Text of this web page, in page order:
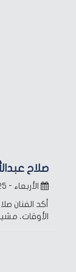
صلاح
الأربعاء - ٢٥ نوفمبر ٢٠٢٠
أكد الفنان
الأوقات،